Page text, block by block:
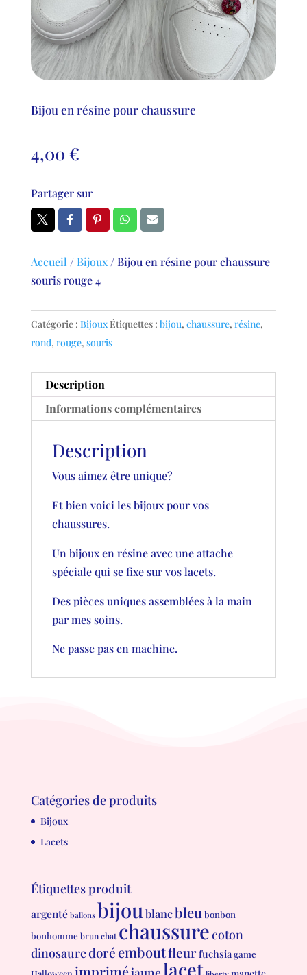
Bijou en résine pour chaussure
4,00 €
Partager sur
Accueil /Bijoux/Bijou en résine pour chaussure
souris rouge 4
Catégorie : Bijoux Étiquettes : bijou, chaussure, résine,
rond, rouge, souris
Description
Informations complémentaires
Description
Vous aimez être unique?
Et bien voici les bijoux pour vos
chaussures.
Un bijoux en résine avec une attache
spéciale qui se fixe sur vos lacets.
Des pièces uniques assemblées à la main
par mes soins.
Ne passe pas en machine.
Catégories de produits
Bijoux
Lacets
Étiquettes produit
argenté ballons bijou blancbleu bonbon
bonhomme brun chat chaussurecoton
dinosauredoré emboutfleurfuchsiagame
jaunelacet